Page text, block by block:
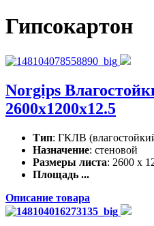
Гипсокартон
Norgips
2600x1200x12.5
Тип: ГКЛВ
Назначение: стеновой
Размеры листа: 2600 x
Площадь ...
Описание товара